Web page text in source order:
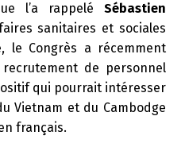
l’a rappelé Sébastien
sanitaires et sociales
le Congrès a récemment
de personnel
qui pourrait intéresser
Vietnam et du Cambodge
français.